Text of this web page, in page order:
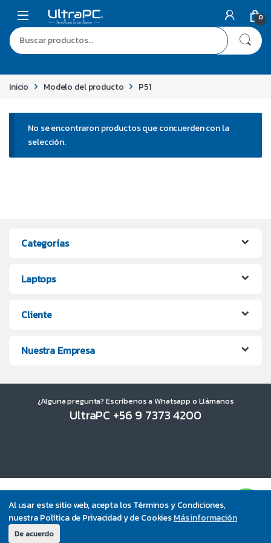
Al usar este sitio web, acepta los Términos y Condiciones,
nuestra Política de Privacidad y de CookiesMás información
De acuerdo
0
Inicio Modelo del producto P51
No se encontraron productos que concuerden con la
selección.
Categorías
Laptops
Cliente
Nuestra Empresa
¿Alguna pregunta? Escríbenos a Whatsapp o Llámanos
UltraPC +56 9 7373 4200